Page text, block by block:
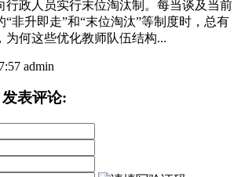
行政人员实行末位淘汰制。每当谈及当前
“非升即走”和“末位淘汰”等制度时，总有
为何这些优化教师队伍结构...
admin
表评论: